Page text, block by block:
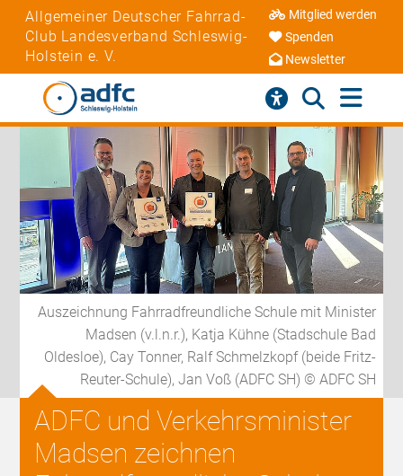
Allgemeiner Deutscher Fahrrad-
Club Landesverband Schleswig-
Holstein e. V.
Mitglied werden
Spenden
Newsletter
Auszeichnung Fahrradfreundliche Schule mit Minister
Madsen (v.l.n.r.), Katja Kühne (Stadschule Bad
Oldesloe), Cay Tonner, Ralf Schmelzkopf (beide Fritz-
Reuter-Schule), Jan Voß (ADFC SH) © ADFC SH
ADFC und Verkehrsminister
Madsen zeichnen